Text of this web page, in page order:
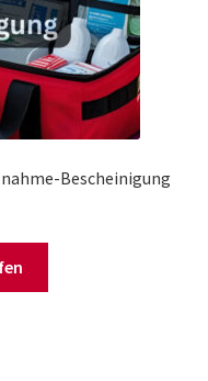
Bescheinigung